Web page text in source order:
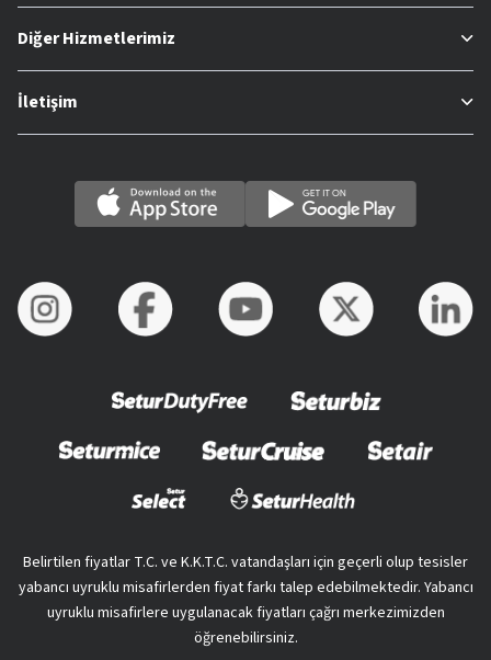
Diğer Hizmetlerimiz
İletişim
Belirtilen fiyatlar T.C. ve K.K.T.C. vatandaşları için geçerli olup tesisler
yabancı uyruklu misafirlerden fiyat farkı talep edebilmektedir. Yabancı
uyruklu misafirlere uygulanacak fiyatları çağrı merkezimizden
öğrenebilirsiniz.